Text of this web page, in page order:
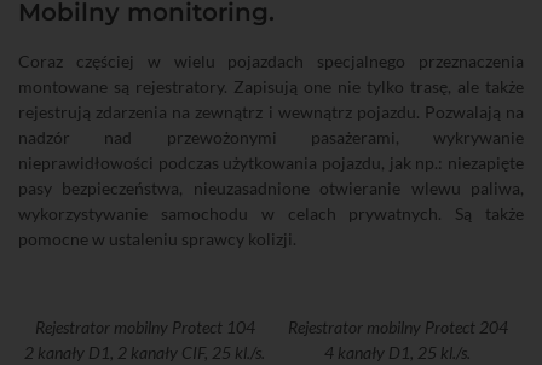
Mobilny monitoring.
Coraz częściej w wielu pojazdach specjalnego przeznaczenia
montowane są rejestratory. Zapisują one nie tylko trasę, ale także
rejestrują zdarzenia na zewnątrz i wewnątrz pojazdu. Pozwalają na
nadzór nad przewożonymi pasażerami, wykrywanie
nieprawidłowości podczas użytkowania pojazdu, jak np.: niezapięte
pasy bezpieczeństwa, nieuzasadnione otwieranie wlewu paliwa,
wykorzystywanie samochodu w celach prywatnych. Są także
pomocne w ustaleniu sprawcy kolizji.
Rejestrator mobilny Protect 104
2 kanały D1, 2 kanały CIF, 25 kl./s.
Rejestrator mobilny Protect 204
4 kanały D1, 25 kl./s.